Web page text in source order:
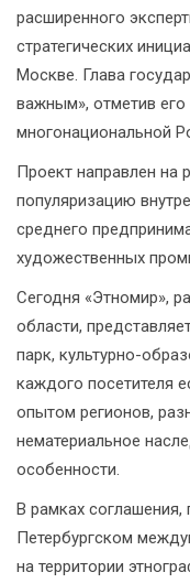
расширенного
стратегических
Москве. Глава
важным», отметив
многонациональной
Проект направлен на
популяризацию
среднего
художественных
Сегодня «Этномир»,
области,
парк, культурно-
каждого посетителя
опытом регионов,
нематериальное
особенности.
В рамках соглашения,
Петербургском
на территории